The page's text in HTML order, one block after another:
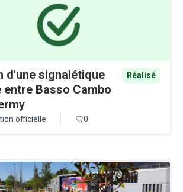
d'une signalétique
entre Basso Cambo
Réalisé
officielle 0